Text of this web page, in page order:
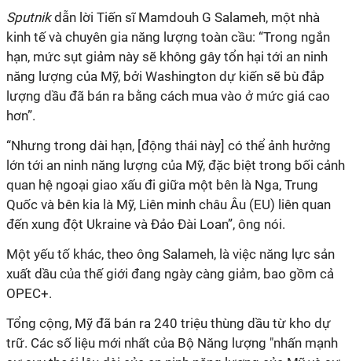
Sputnikdẫn lời Tiến sĩ Mamdouh G Salameh, một nhà
kinh tế và chuyên gia năng lượng toàn cầu: “Trong ngắn
hạn, mức sụt giảm này sẽ không gây tổn hại tới an ninh
năng lượng của Mỹ, bởi Washington dự kiến sẽ bù đắp
lượng dầu đã bán ra bằng cách mua vào ở mức giá cao
hơn”.
“Nhưng trong dài hạn, [động thái này] có thể ảnh hưởng
lớn tới an ninh năng lượng của Mỹ, đặc biệt trong bối cảnh
quan hệ ngoại giao xấu đi giữa một bên là Nga, Trung
Quốc và bên kia là Mỹ, Liên minh châu Âu (EU) liên quan
đến xung đột Ukraine và Đảo Đài Loan”, ông nói.
Một yếu tố khác, theo ông Salameh, là việc năng lực sản
xuất dầu của thế giới đang ngày càng giảm, bao gồm cả
OPEC+.
Tổng cộng, Mỹ đã bán ra 240 triệu thùng dầu từ kho dự
trữ. Các số liệu mới nhất của Bộ Năng lượng "nhấn mạnh